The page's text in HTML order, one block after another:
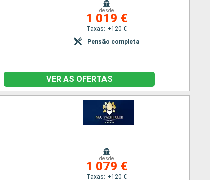
desde
1 019 €
Taxas: +120 €
Pensão completa
VER AS OFERTAS
desde
1 079 €
Taxas: +120 €